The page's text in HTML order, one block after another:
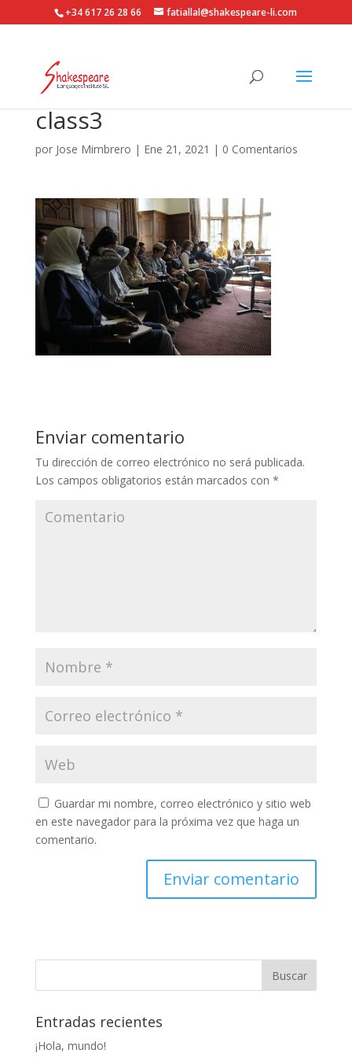
+34 617 26 28 66 fatiallal@shakespeare-li.com
class3
por Jose Mimbrero | Ene 21, 2021 | 0 Comentarios
Enviar comentario
Tu dirección de correo electrónico no será publicada.
Los campos obligatorios están marcados con *
Guardar mi nombre, correo electrónico y sitio web
en este navegador para la próxima vez que haga un
comentario.
Entradas recientes
¡Hola, mundo!